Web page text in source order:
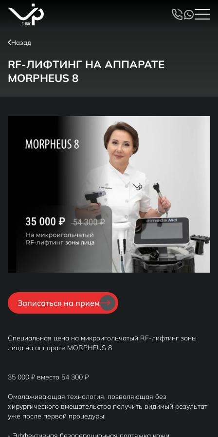
Назад
RF-ЛИФТИНГ НА АППАРАТЕ
MORPHEUS 8
Записаться на прием
Специальная цена на микроигольчатый RF-лифтинг зоны
лица на аппарате MORPHEUS 8
35 000 ₽ вместо 54 300 ₽
Омолаживающая технология, позволяющая без
хирургического вмешательства получить видимый результат
уже после первой процедуры: